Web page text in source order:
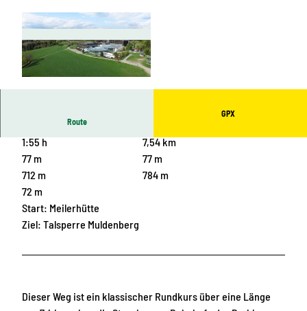
Route
GPX
1:55 h
7,54 km
77 m
77 m
712 m
784 m
72 m
Start: Meilerhütte
Ziel: Talsperre Muldenberg
Dieser Weg ist ein klassischer Rundkurs über eine Länge